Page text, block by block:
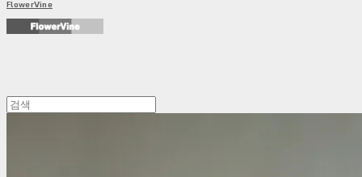
FlowerVine